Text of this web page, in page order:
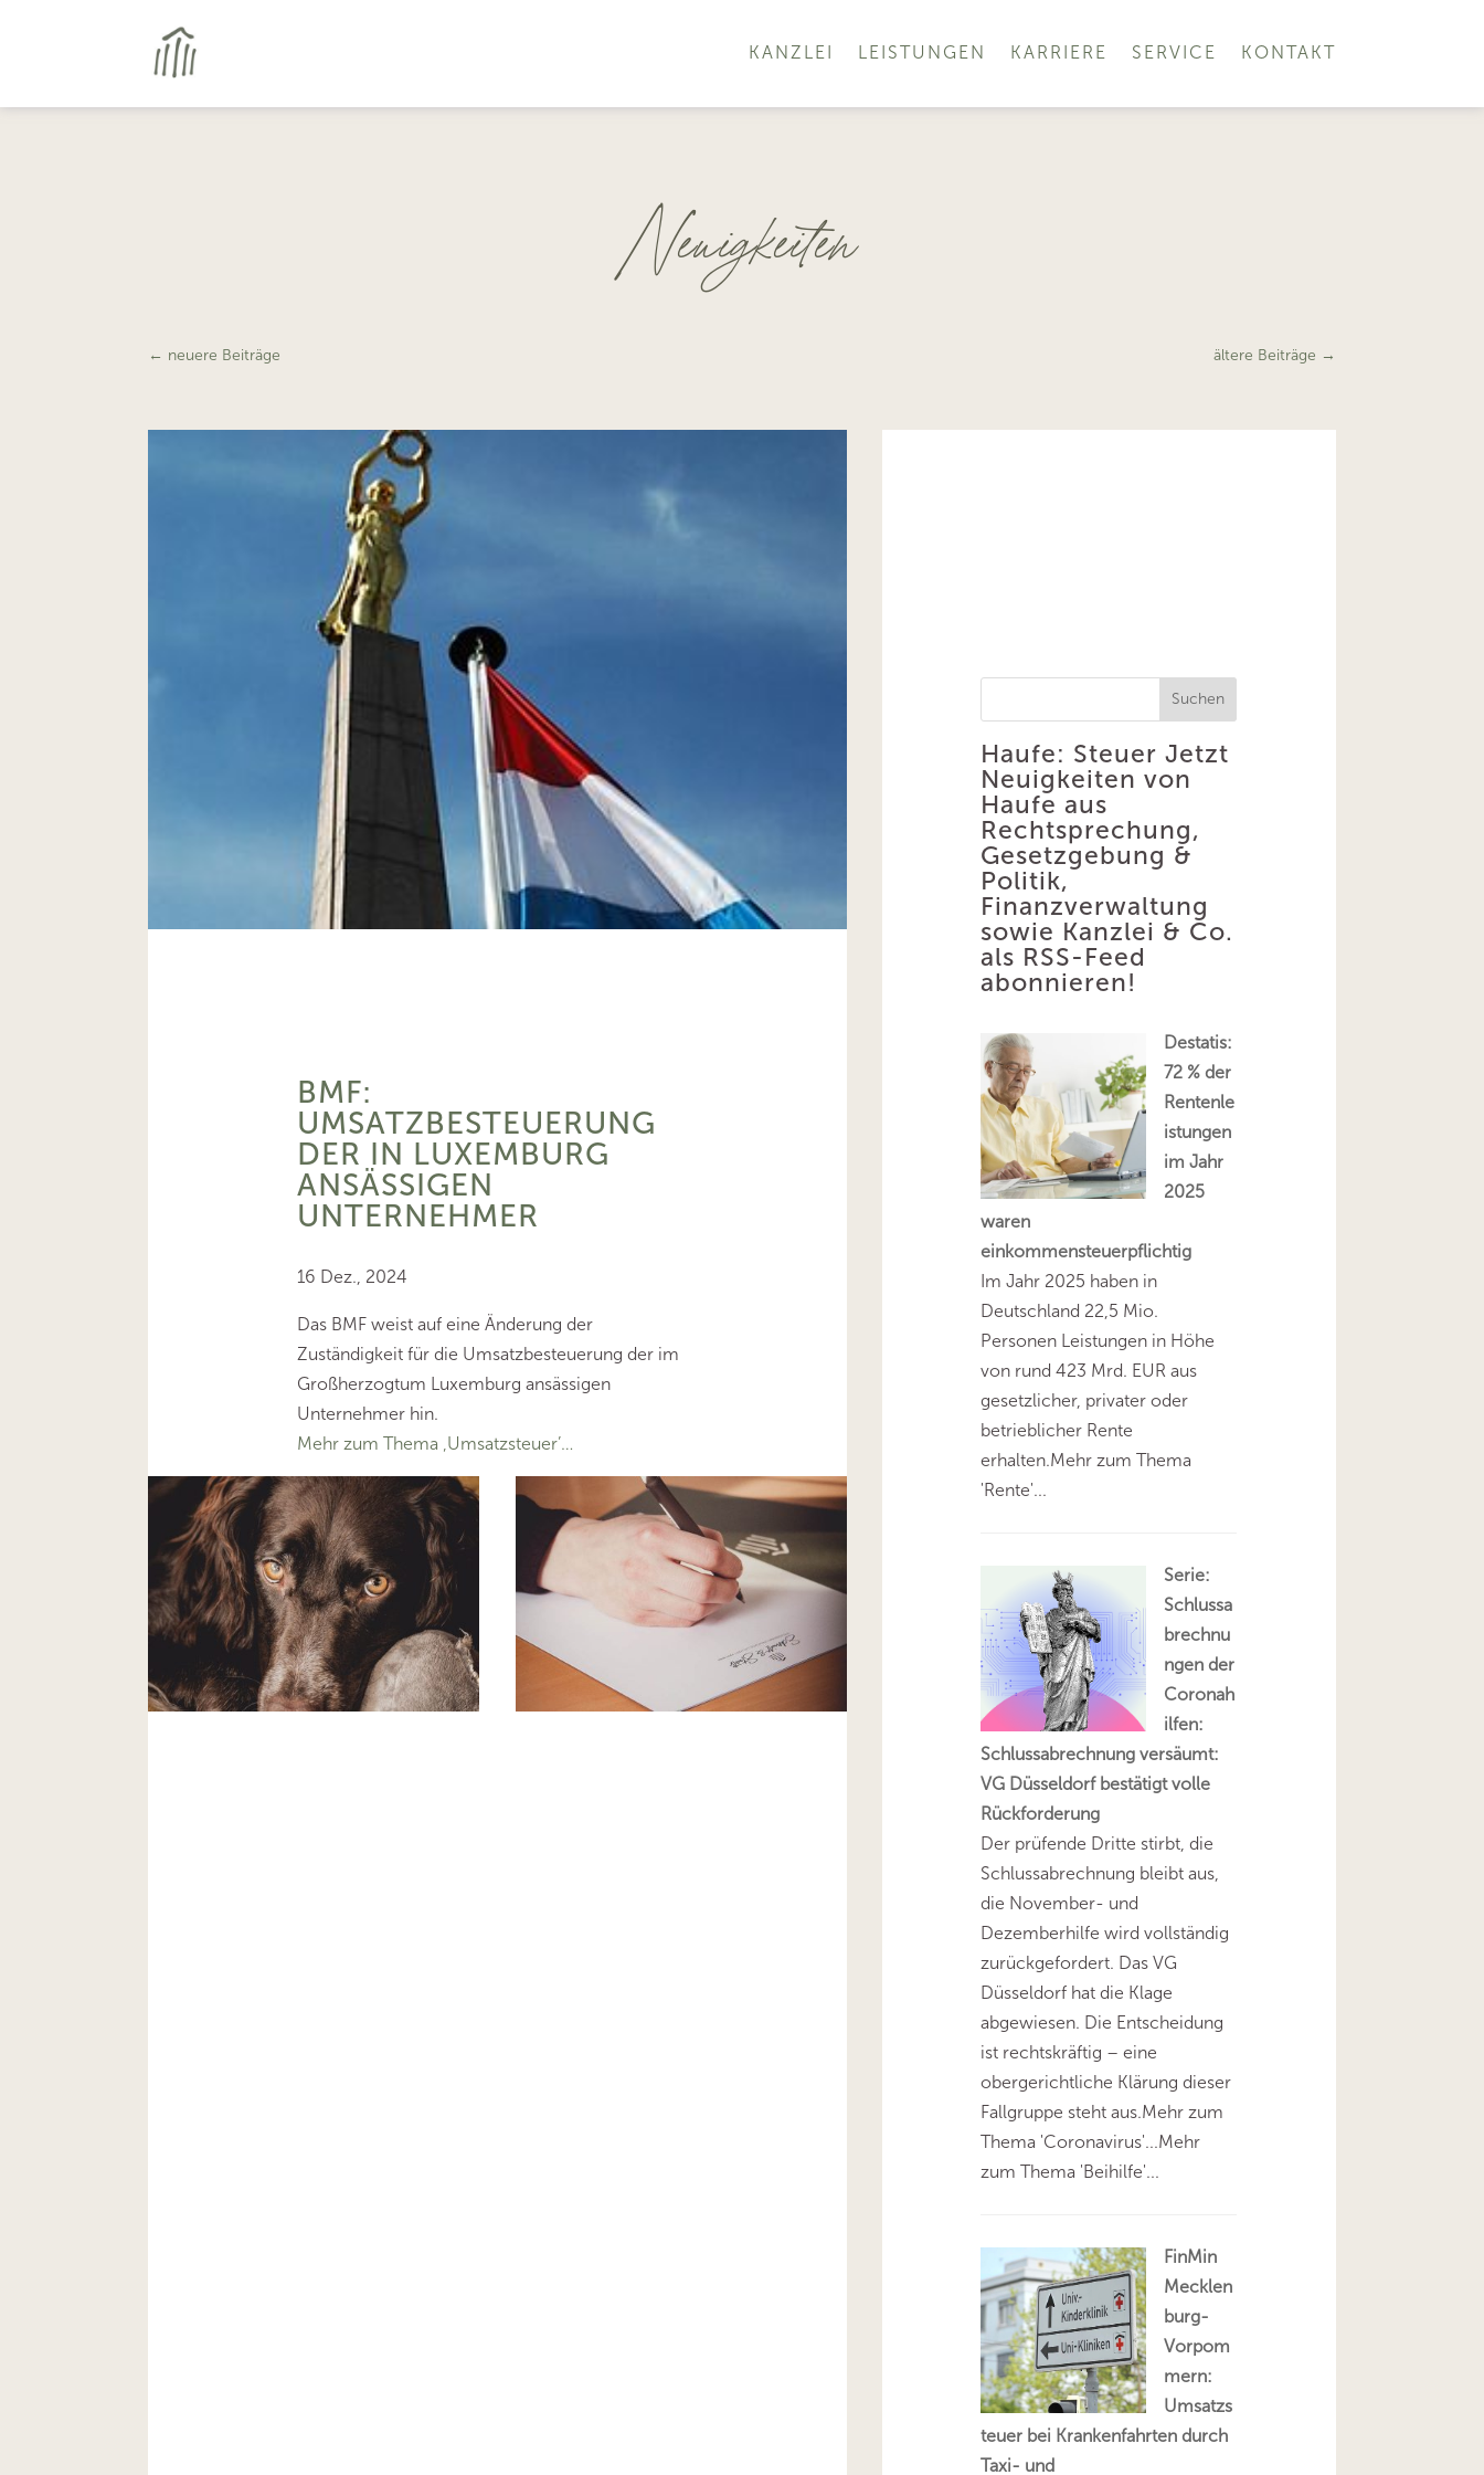
KANZLEI LEISTUNGEN KARRIERE SERVICE KONTAKT
Neuigkeiten
← neuere Beiträge ältere Beiträge →
BMF:
UMSATZBESTEUERUNG
DER IN LUXEMBURG
ANSÄSSIGEN
UNTERNEHMER
16 Dez., 2024
Das BMF weist auf eine Änderung der
Zuständigkeit für die Umsatzbesteuerung der im
Großherzogtum Luxemburg ansässigen
Unternehmer hin.
Mehr zum Thema ‚Umsatzsteuer’…
Suchen
Haufe: Steuer Jetzt
Neuigkeiten von
Haufe aus
Rechtsprechung,
Gesetzgebung &
Politik,
Finanzverwaltung
sowie Kanzlei & Co.
als RSS-Feed
abonnieren!
Destatis:
72 % der
Rentenle
istungen
im Jahr
2025
waren
einkommensteuerpflichtig
Im Jahr 2025 haben in
Deutschland 22,5 Mio.
Personen Leistungen in Höhe
von rund 423 Mrd. EUR aus
gesetzlicher, privater oder
betrieblicher Rente
erhalten.Mehr zum Thema
'Rente'...
Serie:
Schlussa
brechnu
ngen der
Coronah
ilfen:
Schlussabrechnung versäumt:
VG Düsseldorf bestätigt volle
Rückforderung
Der prüfende Dritte stirbt, die
Schlussabrechnung bleibt aus,
die November- und
Dezemberhilfe wird vollständig
zurückgefordert. Das VG
Düsseldorf hat die Klage
abgewiesen. Die Entscheidung
ist rechtskräftig – eine
obergerichtliche Klärung dieser
Fallgruppe steht aus.Mehr zum
Thema 'Coronavirus'...Mehr
zum Thema 'Beihilfe'...
FinMin
Mecklen
burg-
Vorpom
mern:
Umsatzs
teuer bei Krankenfahrten durch
Taxi- und